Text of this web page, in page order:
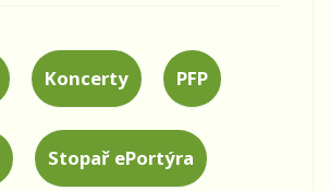
Koncerty PFP
Stopař ePortýra